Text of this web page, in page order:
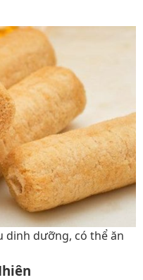
dinh dưỡng, có thể ăn